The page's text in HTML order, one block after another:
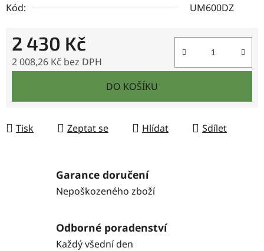
Kód:
UM600DZ
2 430 Kč
2 008,26 Kč bez DPH
DO KOŠÍKU
Tisk Zeptat se Hlídat Sdílet
Garance doručení
Nepoškozeného zboží
Odborné poradenství
Každý všední den